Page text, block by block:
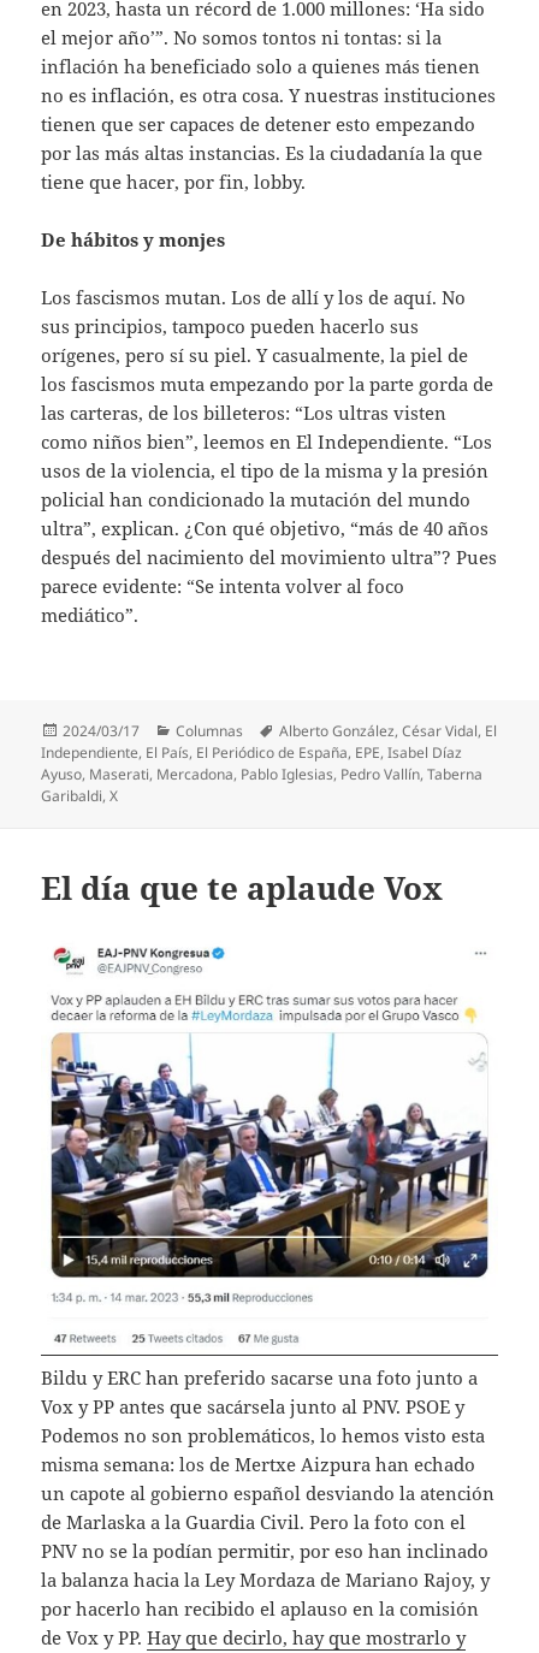
en 2023, hasta un récord de 1.000 millones: ‘Ha sido
el mejor año’”. No somos tontos ni tontas: si la
inflación ha beneficiado solo a quienes más tienen
no es inflación, es otra cosa. Y nuestras instituciones
tienen que ser capaces de detener esto empezando
por las más altas instancias. Es la ciudadanía la que
tiene que hacer, por fin, lobby.
De hábitos y monjes
Los fascismos mutan. Los de allí y los de aquí. No
sus principios, tampoco pueden hacerlo sus
orígenes, pero sí su piel. Y casualmente, la piel de
los fascismos muta empezando por la parte gorda de
las carteras, de los billeteros: “Los ultras visten
como niños bien”, leemos en El Independiente. “Los
usos de la violencia, el tipo de la misma y la presión
policial han condicionado la mutación del mundo
ultra”, explican. ¿Con qué objetivo, “más de 40 años
después del nacimiento del movimiento ultra”? Pues
parece evidente: “Se intenta volver al foco
mediático”.
Publicado
el
2024/03/17 Categorías
Columnas Etiquetas
Alberto González,César Vidal, El
Independiente, El País, El Periódico de España, EPE,Isabel Díaz
Ayuso, Maserati, Mercadona, Pablo Iglesias, Pedro Vallín,Taberna
Garibaldi,X
El día que te aplaude Vox
Bildu y ERC han preferido sacarse una foto junto a
Vox y PP antes que sacársela junto al PNV. PSOE y
Podemos no son problemáticos, lo hemos visto esta
misma semana: los de Mertxe Aizpura han echado
un capote al gobierno español desviando la atención
de Marlaska a la Guardia Civil. Pero la foto con el
PNV no se la podían permitir, por eso han inclinado
la balanza hacia la Ley Mordaza de Mariano Rajoy, y
por hacerlo han recibido el aplauso en la comisión
de Vox y PP.Hay que decirlo, hay que mostrarlo y